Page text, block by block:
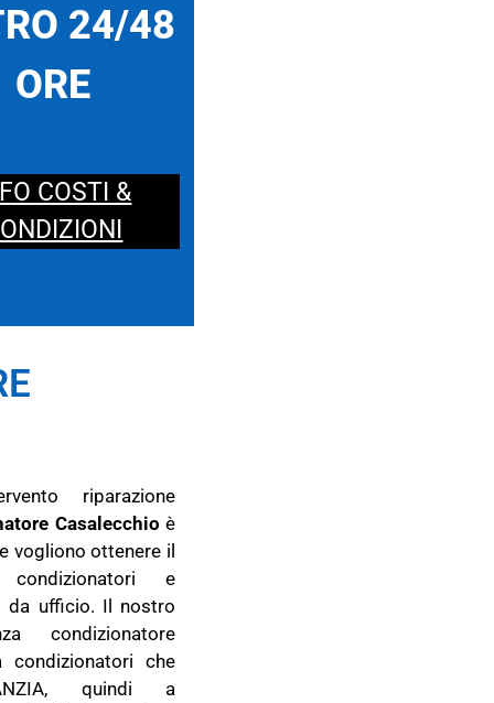
24/48
ORE
COSTI &
riparazione
Casalecchio è
vogliono ottenere il
e
da ufficio. Il nostro
condizionatore
che
quindi a